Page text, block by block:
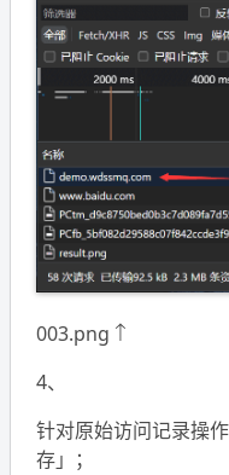
003.png ↑
4、
针对原始访问记录操
存」；